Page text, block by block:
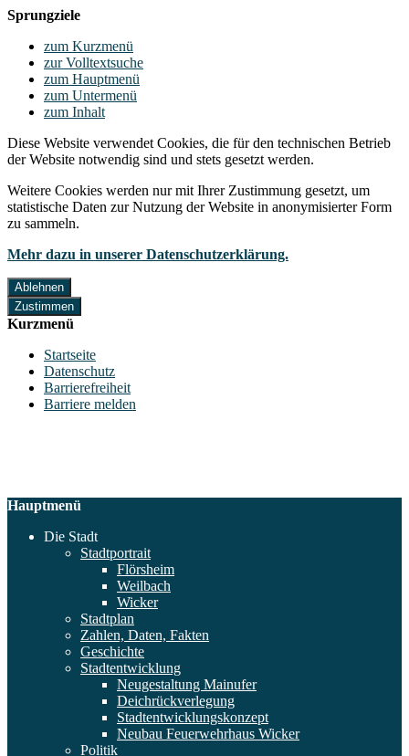
Sprungziele
zum Kurzmenü
zur Volltextsuche
zum Hauptmenü
zum Untermenü
zum Inhalt
Diese Website verwendet Cookies, die für den technischen Betrieb
der Website notwendig sind und stets gesetzt werden.
Weitere Cookies werden nur mit Ihrer Zustimmung gesetzt, um
statistische Daten zur Nutzung der Website in anonymisierter Form
zu sammeln.
Mehr dazu in unserer Datenschutzerklärung.
Ablehnen
Zustimmen
Kurzmenü
Startseite
Datenschutz
Barrierefreiheit
Barriere melden
Hauptmenü
Die Stadt
Stadtportrait
Flörsheim
Weilbach
Wicker
Stadtplan
Zahlen, Daten, Fakten
Geschichte
Stadtentwicklung
Neugestaltung Mainufer
Deichrückverlegung
Stadtentwicklungskonzept
Neubau Feuerwehrhaus Wicker
Politik